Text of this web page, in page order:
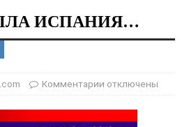
ИСПАНИЯ…
Комментарии отключены